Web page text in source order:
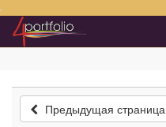
Преейти на главное меню
Предыдущая страница